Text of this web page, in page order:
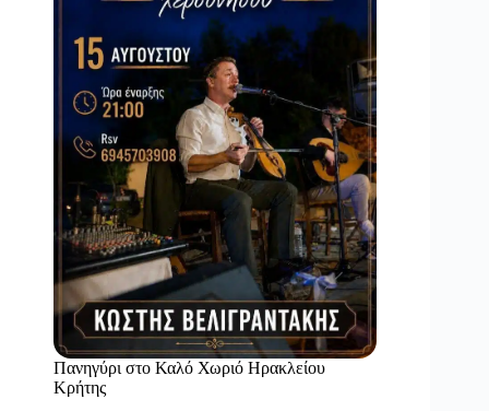
Πανηγύρι στο Καλό Χωριό Ηρακλείου
Κρήτης